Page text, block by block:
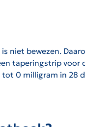
niet bewezen.
taperingstrip
0 milligram in 28